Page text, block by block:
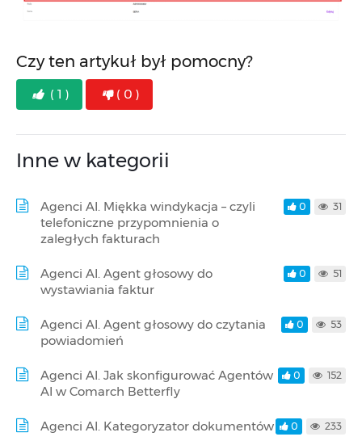
Czy ten artykuł był pomocny?
( 1 ) ( 0 )
Inne w kategorii
Agenci AI. Miękka windykacja – czyli
telefoniczne przypomnienia o
zaległych fakturach
0 31
Agenci AI. Agent głosowy do
wystawiania faktur
0 51
Agenci AI. Agent głosowy do czytania
powiadomień
0 53
Agenci AI. Jak skonfigurować Agentów
AI w Comarch Betterfly
0 152
Agenci AI. Kategoryzator dokumentów 0 233